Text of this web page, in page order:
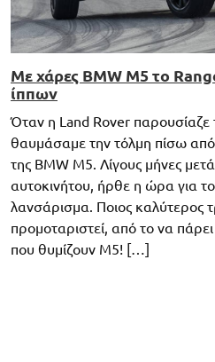
Με χάρες BMW M5 το
ίππων
Όταν η Land Rover παρουσίαζε
θαυμάσαμε την τόλμη πίσω από
της BMW M5. Λίγους μήνες
αυτοκινήτου, ήρθε η ώρα για
λανσάρισμα. Ποιος καλύτερος
προμοταριστεί, από το να
που θυμίζουν M5! […]